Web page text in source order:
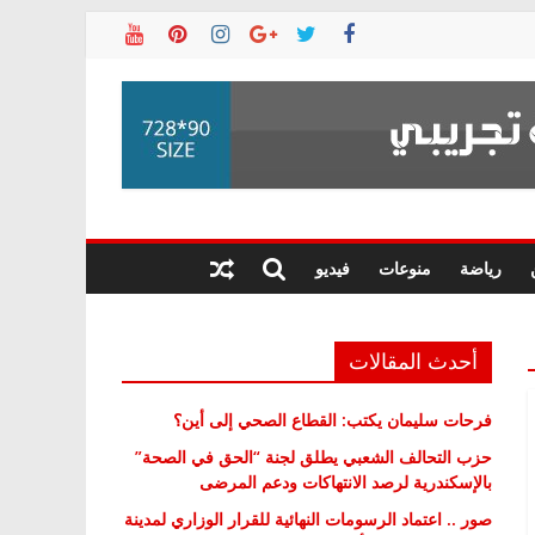
رياضة منوعات فيديو
أحدث المقالات
فرحات سليمان يكتب: القطاع الصحي إلى أين؟
حزب التحالف الشعبي يطلق لجنة “الحق في الصحة”
بالإسكندرية لرصد الانتهاكات ودعم المرضى
صور .. اعتماد الرسومات النهائية للقرار الوزاري لمدينة